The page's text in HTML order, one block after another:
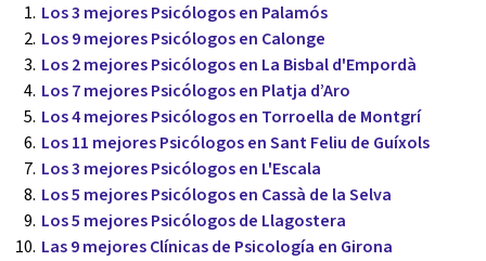
Los 3 mejores Psicólogos en Palamós
Los 9 mejores Psicólogos en Calonge
Los 2 mejores Psicólogos en La Bisbal d'Empordà
Los 7 mejores Psicólogos en Platja d’Aro
Los 4 mejores Psicólogos en Torroella de Montgrí
Los 11 mejores Psicólogos en Sant Feliu de Guíxols
Los 3 mejores Psicólogos en L'Escala
Los 5 mejores Psicólogos en Cassà de la Selva
Los 5 mejores Psicólogos de Llagostera
Las 9 mejores Clínicas de Psicología en Girona